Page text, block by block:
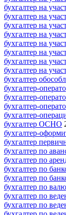
бухгалтер на
бухгалтер на
бухгалтер на
бухгалтер на
бухгалтер на
бухгалтер на
бухгалтер на
бухгалтер на
бухгалтер
бухгалтер-
бухгалтер-
бухгалтер-
бухгалтер-
бухгалтер ОСНО
бухгалтер-
бухгалтер
бухгалтер по
бухгалтер по
бухгалтер по
бухгалтер по
бухгалтер по
бухгалтер по
бухгалтер по